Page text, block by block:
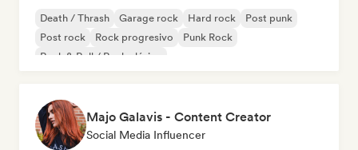
Death / Thrash Garage rock Hard rock
Post punk
Post rock
Rock progresivo
Punk Rock
Rock & Roll / Rock clásico
Majo Galavis - Content Creator
Social Media Influencer